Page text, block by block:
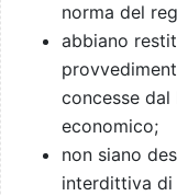
norma del
abbiano
concesse
economico;
non siano
interdittiva di